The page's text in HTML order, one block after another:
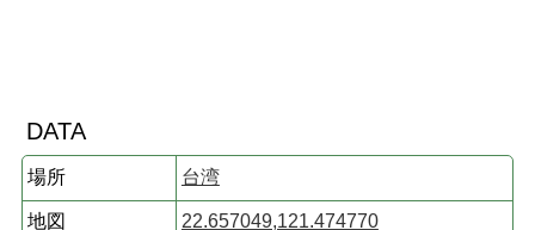
DATA
場所 台湾
地図 22.657049,121.474770